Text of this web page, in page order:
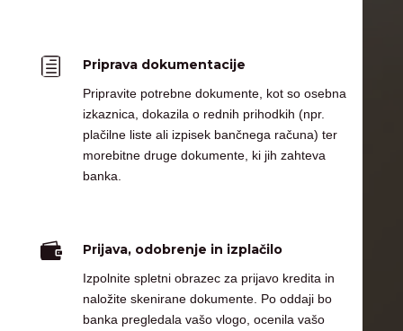
h Priprava dokumentacije
Pripravite potrebne dokumente, kot so osebna
izkaznica, dokazila o rednih prihodkih (npr.
plačilne liste ali izpisek bančnega računa) ter
morebitne druge dokumente, ki jih zahteva
banka.
 Prijava, odobrenje in izplačilo
Izpolnite spletni obrazec za prijavo kredita in
naložite skenirane dokumente. Po oddaji bo
banka pregledala vašo vlogo, ocenila vašo